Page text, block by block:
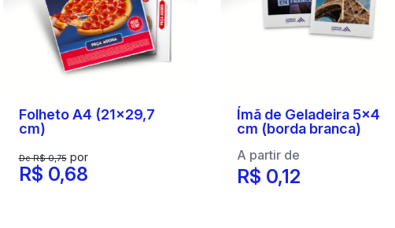
Folheto A4 (21x29,7
cm)
De R$ 0,75por
R$ 0,68
Ímã de Geladeira 5x4
cm (borda branca)
A partir de
R$ 0,12